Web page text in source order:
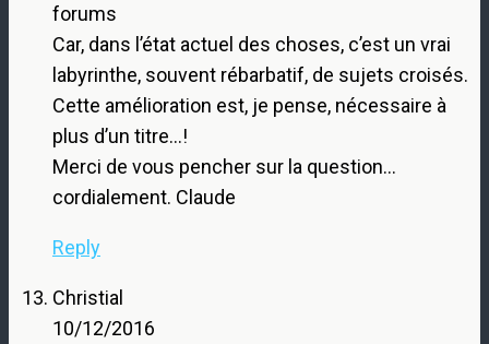
forums
Car, dans l’état actuel des choses, c’est un vrai
labyrinthe, souvent rébarbatif, de sujets croisés.
Cette amélioration est, je pense, nécessaire à
plus d’un titre…!
Merci de vous pencher sur la question…
cordialement. Claude
Reply
Christial
10/12/2016